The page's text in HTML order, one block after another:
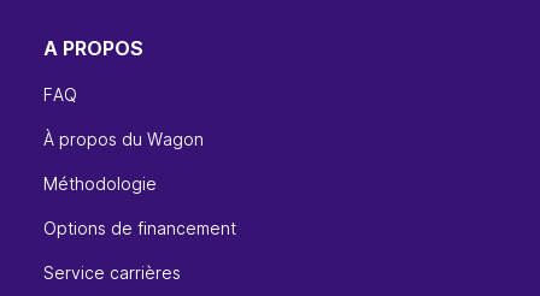
A PROPOS
FAQ
À propos du Wagon
Méthodologie
Options de financement
Service carrières